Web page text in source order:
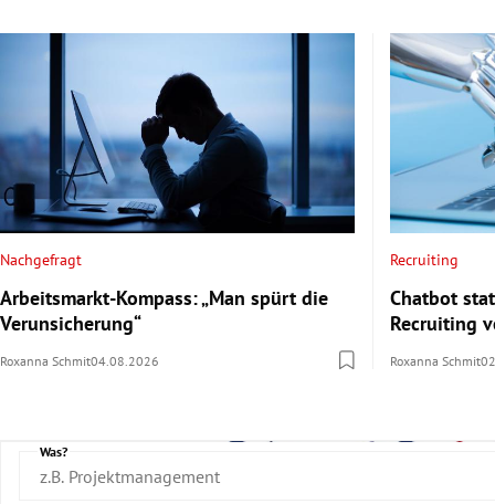
Nachgefragt
Arbeitsmarkt-Kompass: „Man spürt die
Verunsicherung“
Roxanna Schmit04.08.2026
Recruiting
Chatbot
Recruiting
Roxanna Schmit
Was?